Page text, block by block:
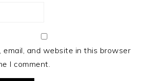
email, and website in this browser
I comment.